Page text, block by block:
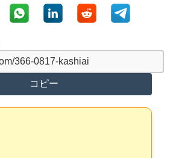
コピー